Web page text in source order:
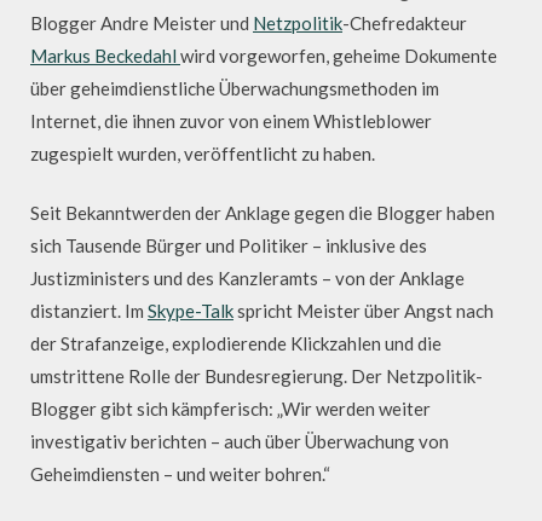
Blogger Andre Meister und Netzpolitik-Chefredakteur
Markus Beckedahl wird vorgeworfen, geheime Dokumente
über geheimdienstliche Überwachungsmethoden im
Internet, die ihnen zuvor von einem Whistleblower
zugespielt wurden, veröffentlicht zu haben.
Seit Bekanntwerden der Anklage gegen die Blogger haben
sich Tausende Bürger und Politiker – inklusive des
Justizministers und des Kanzleramts – von der Anklage
distanziert. Im Skype-Talkspricht Meister über Angst nach
der Strafanzeige, explodierende Klickzahlen und die
umstrittene Rolle der Bundesregierung. Der Netzpolitik-
Blogger gibt sich kämpferisch: „Wir werden weiter
investigativ berichten – auch über Überwachung von
Geheimdiensten – und weiter bohren.“